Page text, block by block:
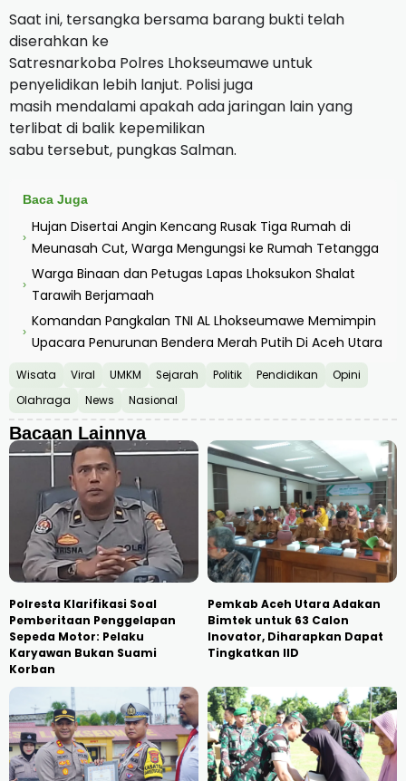
Saat ini, tersangka bersama barang bukti telah
diserahkan ke
Satresnarkoba Polres Lhokseumawe untuk
penyelidikan lebih lanjut. Polisi juga
masih mendalami apakah ada jaringan lain yang
terlibat di balik kepemilikan
sabu tersebut, pungkas Salman.
Baca Juga
›
Hujan Disertai Angin Kencang Rusak Tiga Rumah di
Meunasah Cut, Warga Mengungsi ke Rumah Tetangga
›
Warga Binaan dan Petugas Lapas Lhoksukon Shalat
Tarawih Berjamaah
›
Komandan Pangkalan TNI AL Lhokseumawe Memimpin
Upacara Penurunan Bendera Merah Putih Di Aceh Utara
Wisata Viral UMKM Sejarah Politik Pendidikan
Opini
Olahraga
News Nasional
Bacaan Lainnya
Polresta Klarifikasi Soal
Pemberitaan Penggelapan
Sepeda Motor: Pelaku
Karyawan Bukan Suami
Korban
Pemkab Aceh Utara Adakan
Bimtek untuk 63 Calon
Inovator, Diharapkan Dapat
Tingkatkan IID